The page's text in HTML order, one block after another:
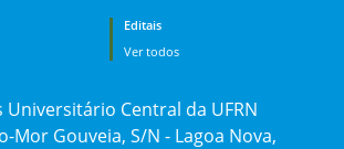
Editais
Ver todos
Universitário Central da UFRN
Mor Gouveia, S/N - Lagoa Nova,